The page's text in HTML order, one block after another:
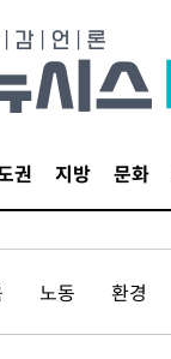
권 지방 문화
노동 환경